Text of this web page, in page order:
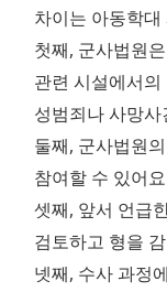
차이는 아동학
첫째, 군사법원
관련 시설에서
성범죄나 사망
둘째, 군사법원
참여할 수 있어
셋째, 앞서 언급
검토하고 형을
넷째, 수사 과정